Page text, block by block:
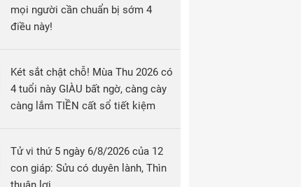
mọi người cần chuẩn bị sớm 4
điều này!
Két sắt chật chỗ! Mùa Thu 2026 có
4 tuổi này GIÀU bất ngờ, càng cày
càng lắm TIỀN cất sổ tiết kiệm
Tử vi thứ 5 ngày 6/8/2026 của 12
con giáp: Sửu có duyên lành, Thìn